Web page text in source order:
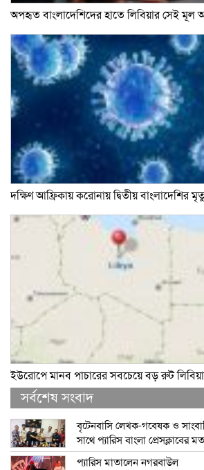
অপহৃত বাংলাদেশিদের হাতে লিবিয়ার সেই মূল
দক্ষিণ আফ্রিকায় করোনায় দ্বিতীয় বাংলাদেশির
ইউরোপে মানব পাচারের সবচেয়ে বড় রুট লিবিয়া
সর্বশেষ সংবাদ
বৃটেনবাসি লেখক-গবেষক ও
সাথে প্যারিস বাংলা প্রেসক্লাবের
প্যারিস মাতালেন নগরবাউল